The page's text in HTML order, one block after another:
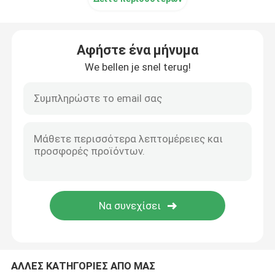
Τυπωμένο κιβώτιο εγγράφου
τσάντες στηλών αέρα
Αφήστε ένα μήνυμα
We bellen je snel terug!
ΑΛΛΕΣ ΚΑΤΗΓΟΡΙΕΣ ΑΠΟ ΜΑΣ